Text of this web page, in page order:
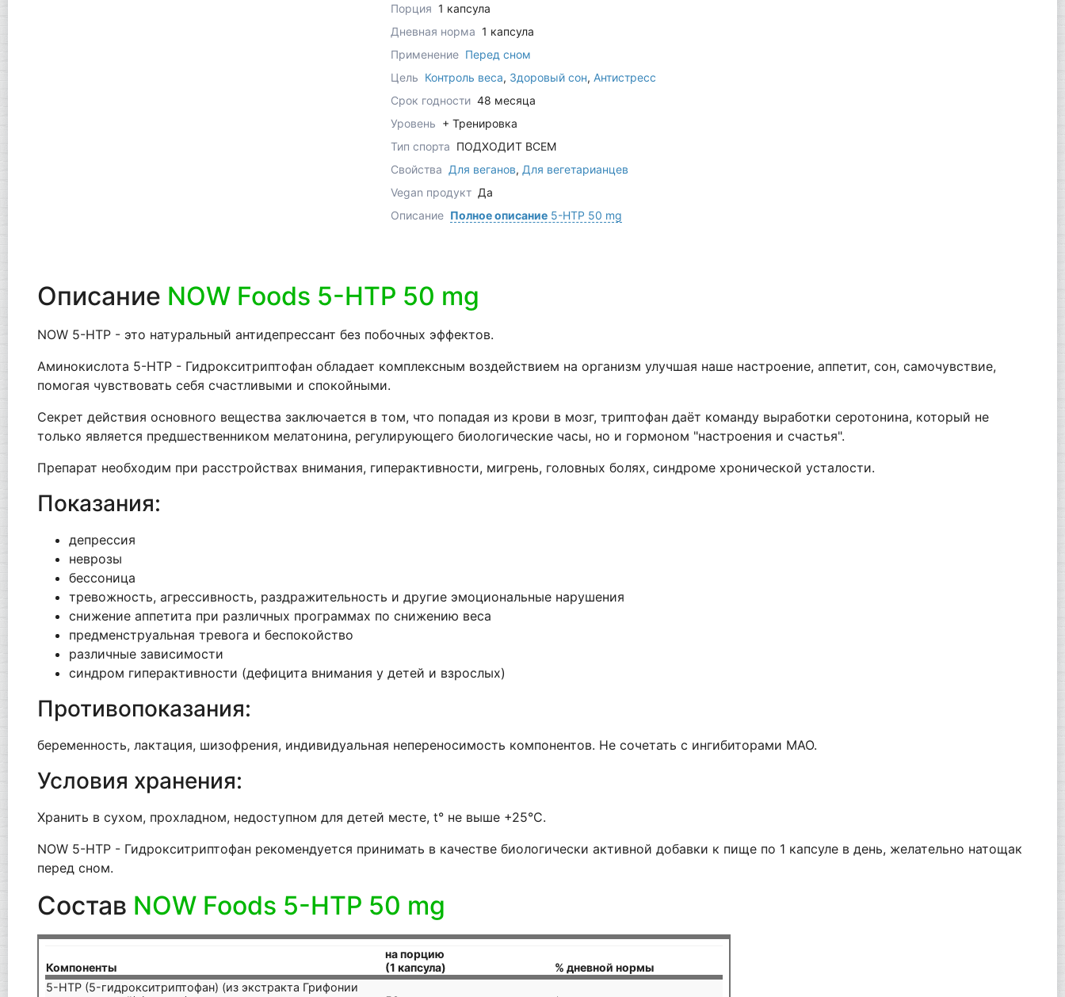
Порция 1 капсула
Дневная норма 1 капсула
Применение Перед сном
Цель Контроль веса, Здоровый сон, Антистресс
Срок годности 48 месяца
Уровень + Тренировка
Тип спорта ПОДХОДИТ ВСЕМ
Свойства Для веганов, Для вегетарианцев
Vegan продукт Да
Описание Полное описание5-HTP 50 mg
Описание NOW Foods 5-HTP 50 mg
NOW 5-HTP - это натуральный антидепрессант без побочных эффектов.
Аминокислота 5-HTP - Гидрокситриптофан обладает комплексным воздействием на организм улучшая наше настроение, аппетит, сон, самочувствие,
помогая чувствовать себя счастливыми и спокойными.
Секрет действия основного вещества заключается в том, что попадая из крови в мозг, триптофан даёт команду выработки серотонина, который не
только является предшественником мелатонина, регулирующего биологические часы, но и гормоном "настроения и счастья".
Препарат необходим при расстройствах внимания, гиперактивности, мигрень, головных болях, синдроме хронической усталости.
Показания:
депрессия
неврозы
бессоница
тревожность, агрессивность, раздражительность и другие эмоциональные нарушения
снижение аппетита при различных программах по снижению веса
предменструальная тревога и беспокойство
различные зависимости
синдром гиперактивности (дефицита внимания у детей и взрослых)
Противопоказания:
беременность, лактация, шизофрения, индивидуальная непереносимость компонентов. Не сочетать с ингибиторами МАО.
Условия хранения:
Хранить в сухом, прохладном, недоступном для детей месте, t° не выше +25°С.
NOW 5-HTP - Гидрокситриптофан рекомендуется принимать в качестве биологически активной добавки к пище по 1 капсуле в день, желательно натощак
перед сном.
Состав NOW Foods 5-HTP 50 mg
Компоненты
на порцию
(1 капсула)
% дневной нормы
5-HTP (5-гидрокситриптофан) (из экстракта Грифонии